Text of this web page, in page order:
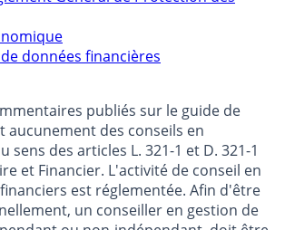
données financières
publiés sur le guide de
aucunement des conseils en
sens des articles L. 321-1 et D. 321-1
et Financier. L'activité de conseil en
est réglementée. Afin d'être
un conseiller en gestion de